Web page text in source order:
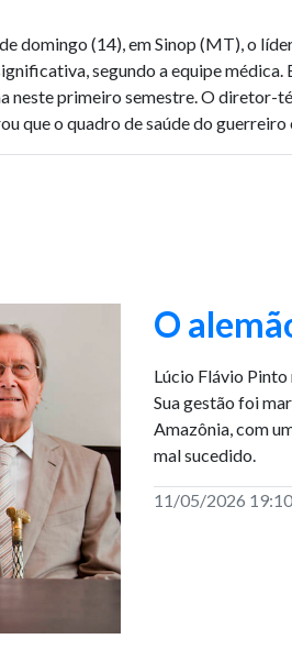
domingo (14), em Sinop (MT), o
segundo a equipe médica.
neste primeiro semestre. O diretor-
que o quadro de saúde do guerreiro
O
Lúcio Flávio
Sua gestão foi
Amazônia, com
mal sucedido.
11/05/2026 19:10